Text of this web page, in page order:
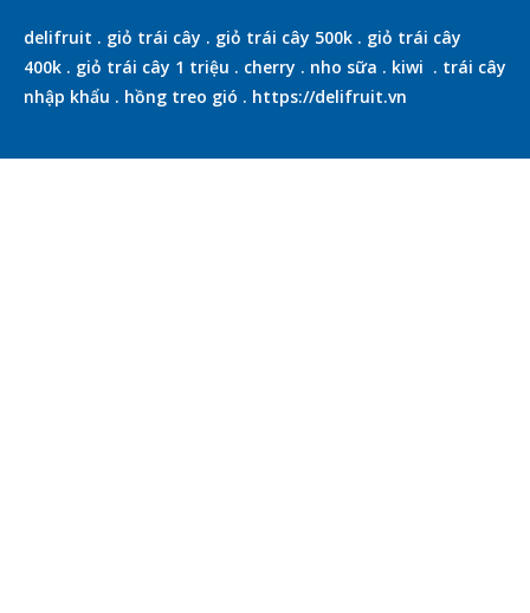
delifruit . giỏ trái cây . giỏ trái cây 500k . giỏ trái cây
400k . giỏ trái cây 1 triệu . cherry . nho sữa . kiwi . trái cây
nhập khẩu . hồng treo gió . https://delifruit.vn